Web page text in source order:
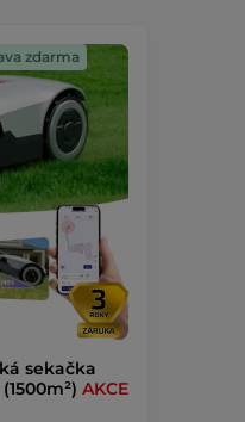
zdarma
sekačka
AKCE